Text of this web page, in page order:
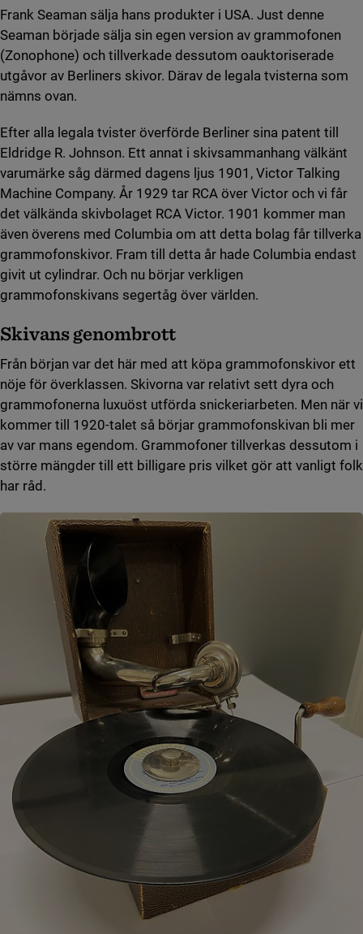
Frank Seaman sälja hans produkter i USA. Just denne
Seaman började sälja sin egen version av grammofonen
(Zonophone) och tillverkade dessutom oauktoriserade
utgåvor av Berliners skivor. Därav de legala tvisterna som
nämns ovan.
Efter alla legala tvister överförde Berliner sina patent till
Eldridge R. Johnson. Ett annat i skivsammanhang välkänt
varumärke såg därmed dagens ljus 1901, Victor Talking
Machine Company. År 1929 tar RCA över Victor och vi får
det välkända skivbolaget RCA Victor. 1901 kommer man
även överens med Columbia om att detta bolag får tillverka
grammofonskivor. Fram till detta år hade Columbia endast
givit ut cylindrar. Och nu börjar verkligen
grammofonskivans segertåg över världen.
Skivans genombrott
Från början var det här med att köpa grammofonskivor ett
nöje för överklassen. Skivorna var relativt sett dyra och
grammofonerna luxuöst utförda snickeriarbeten. Men när vi
kommer till 1920-talet så börjar grammofonskivan bli mer
av var mans egendom. Grammofoner tillverkas dessutom i
större mängder till ett billigare pris vilket gör att vanligt folk
har råd.